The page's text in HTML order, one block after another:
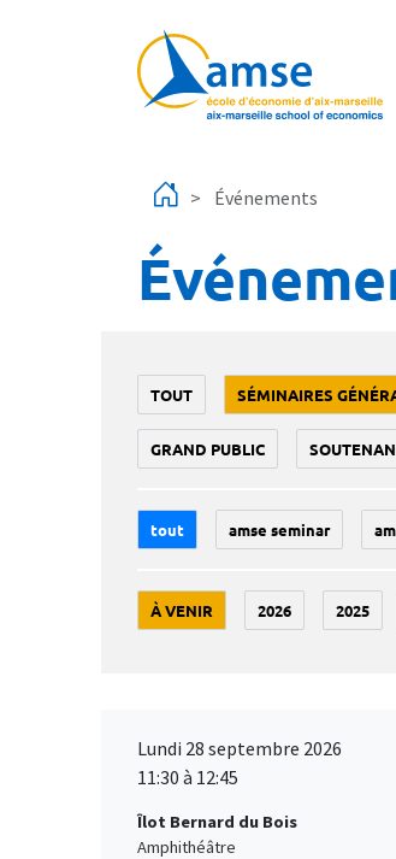
Événements
TOUT SÉMINAIRES
GRAND PUBLIC
tout amse seminar
À VENIR 2026 2025
Lundi 28 septembre 2026
11:30 à 12:45
Îlot Bernard du Bois
Amphithéâtre